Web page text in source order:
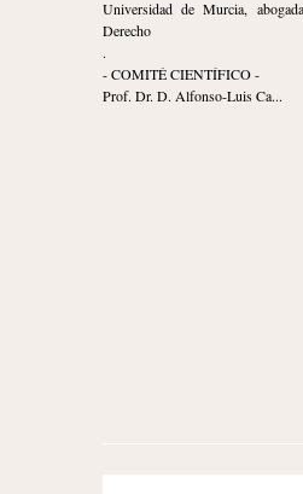
Universidad de Murcia,
Derecho
.
- COMITÉ CIENTÍFICO -
Prof. Dr. D. Alfonso-Luis Ca...